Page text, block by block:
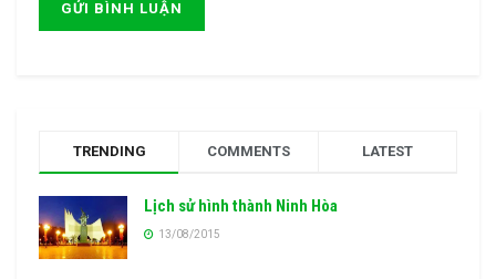
TRENDING COMMENTS LATEST
Lịch sử hình thành Ninh Hòa
13/08/2015